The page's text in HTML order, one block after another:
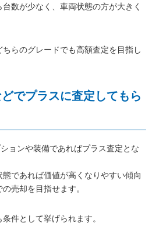
数が少なく、車両状態の方が大きく
らのグレードでも高額査定を目指し
でプラスに査定してもら
ョンや装備であればプラス査定とな
であれば価値が高くなりやすい傾向
売却を目指せます。
件として挙げられます。